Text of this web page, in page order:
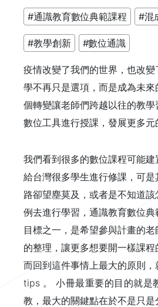
#​​​​​​​通識教育數位典範課程 #混
#教學創新 #數位通識
疫情改變了我們的世界，也改
學不再只是選項，而是成為未
個轉變讓老師們跨越以往的教
數位工具進行授課，發展更多元
我們看到很多的數位課程可能
給台灣很多學生進行修課，可
路卻望塵莫及，或者是不知道
例去進行學習，通識教育數位
目標之一，是希望參與計畫的
的整理，讓更多想要開一樣課程
而回到這件事情上最大的原則
tips 。 小冊最重要的目的就是
教，最大的關鍵點在於不是只